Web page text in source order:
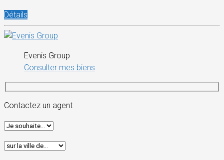
Détails
Evenis Group
Consulter mes biens
Contactez un agent